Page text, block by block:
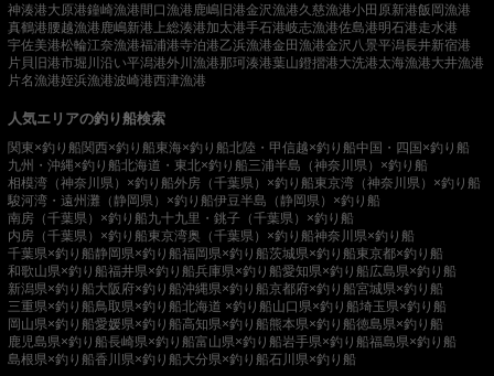
神湊港大原港鐘崎漁港 間口漁港鹿嶋旧港金沢漁港久慈漁港小田原新港飯岡漁港
真鶴港 腰越漁港鹿嶋新港 上総湊港加太港手石港岐志漁港佐島港明石港走水港
宇佐美港松輪江奈漁港福浦港寺泊港乙浜漁港金田漁港金沢八景平潟長井新宿港
片貝旧港市堀川沿い平潟港外川漁港那珂湊港葉山鐙摺港大洗港太海漁港大井漁港
片名漁港姪浜漁港波崎港西津漁港
人気エリアの釣り船検索
関東×釣り船関西×釣り船東海×釣り船北陸・甲信越×釣り船中国・四国×釣り船
九州・沖縄×釣り船北海道・東北×釣り船三浦半島（神奈川県）×釣り船
相模湾（神奈川県）×釣り船外房（千葉県）×釣り船東京湾（神奈川県）×釣り船
駿河湾・遠州灘（静岡県）×釣り船伊豆半島（静岡県）×釣り船
南房（千葉県）×釣り船九十九里・銚子（千葉県）×釣り船
内房（千葉県）×釣り船東京湾奥（千葉県）×釣り船神奈川県×釣り船
千葉県×釣り船静岡県×釣り船福岡県×釣り船茨城県×釣り船東京都×釣り船
和歌山県×釣り船福井県×釣り船兵庫県×釣り船愛知県×釣り船広島県×釣り船
新潟県×釣り船大阪府×釣り船沖縄県×釣り船京都府×釣り船宮城県×釣り船
三重県×釣り船鳥取県×釣り船北海道 ×釣り船山口県×釣り船埼玉県×釣り船
岡山県×釣り船愛媛県×釣り船高知県×釣り船熊本県×釣り船徳島県×釣り船
鹿児島県×釣り船長崎県×釣り船富山県×釣り船岩手県×釣り船福島県×釣り船
島根県×釣り船香川県×釣り船大分県×釣り船石川県×釣り船